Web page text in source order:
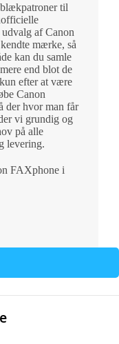
til
af Canon
mærke, så
kan du samle
end blot de
efter at være
Canon
der hvor man får
vi grundig og
på alle
levering.
FAXphone i